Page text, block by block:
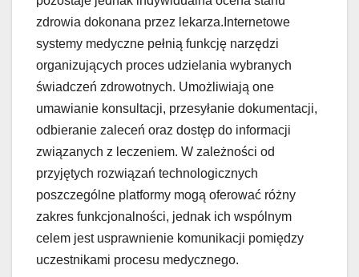
zdrowia dokonana przez lekarza.Internetowe
systemy medyczne pełnią funkcję narzędzi
organizujących proces udzielania wybranych
świadczeń zdrowotnych. Umożliwiają one
umawianie konsultacji, przesyłanie dokumentacji,
odbieranie zaleceń oraz dostęp do informacji
związanych z leczeniem. W zależności od
przyjętych rozwiązań technologicznych
poszczególne platformy mogą oferować różny
zakres funkcjonalności, jednak ich wspólnym
celem jest usprawnienie komunikacji pomiędzy
uczestnikami procesu medycznego.